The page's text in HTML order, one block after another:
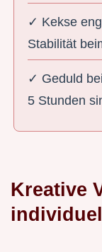
✓ Kekse
Stabilität
✓ Geduld
5 Stunden
Kreative